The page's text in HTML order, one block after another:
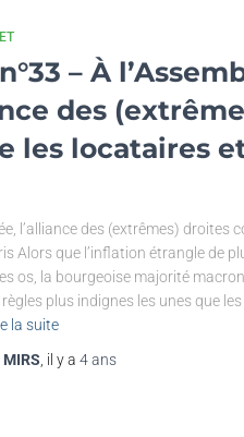
– À
des
les locataires
l’alliance des (extrêmes) droites
Alors que l’inflation étrangle de
os, la bourgeoise majorité
plus indignes les unes que
la suite
, il y a 4 ans